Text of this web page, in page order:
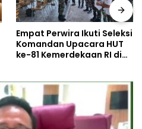
Empat Perwira Ikuti Seleksi
Komandan Upacara HUT
ke-81 Kemerdekaan RI di